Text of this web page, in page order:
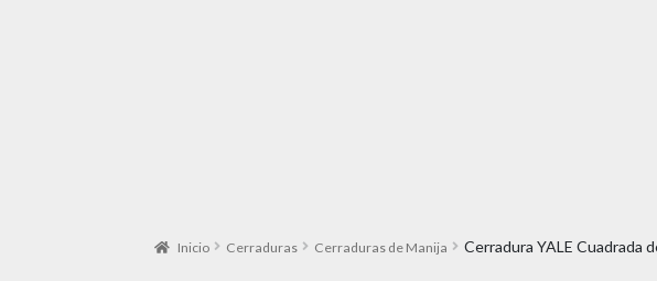
Inicio Cerraduras Cerraduras de Manija Cerradura YALE Cuadrada